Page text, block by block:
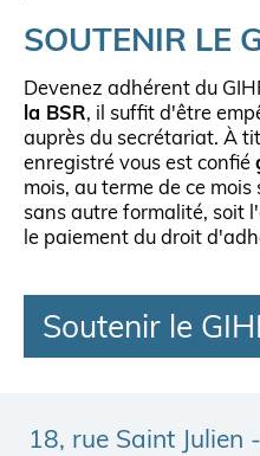
SOUTENIR LE
Devenez adhérent du
la BSR, il suffit d'être
auprès du secrétariat. À
enregistré vous est confié
mois, au terme de ce
sans autre formalité, soit
le paiement du droit
Soutenir le
18, rue Saint Julien